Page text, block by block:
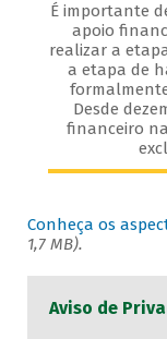
É importante
apoio
realizar a
a etapa de
Desde
financeiro
Conheça os
1,7 MB).
Aviso de